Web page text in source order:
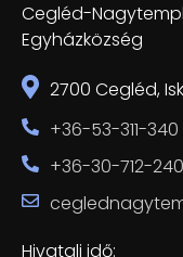
Cegléd-
Egyházközség
2700 Cegléd,
+36-53-311-340
+36-30-712-
Hivatali idő: